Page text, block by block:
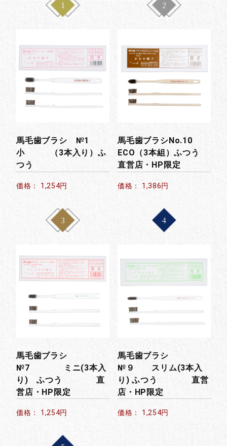
1
馬毛歯ブラシ №1
小 （3本入り）ふ
つう
価格： 1,254円
2
馬毛歯ブラシNo.10
ECO（3本組）ふつう
直営店・HP限定
価格： 1,386円
3
馬毛歯ブラシ
№7 ミニ(3本入
り) ふつう 直
営店・HP限定
価格： 1,254円
4
馬毛歯ブラシ
№９ スリム(3本入
り) ふつう 直営
店・HP限定
価格： 1,254円